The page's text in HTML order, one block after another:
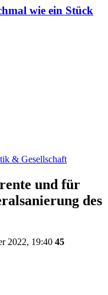
wie ein Stück
& Gesellschaft
und für
des
2022, 19:40 45